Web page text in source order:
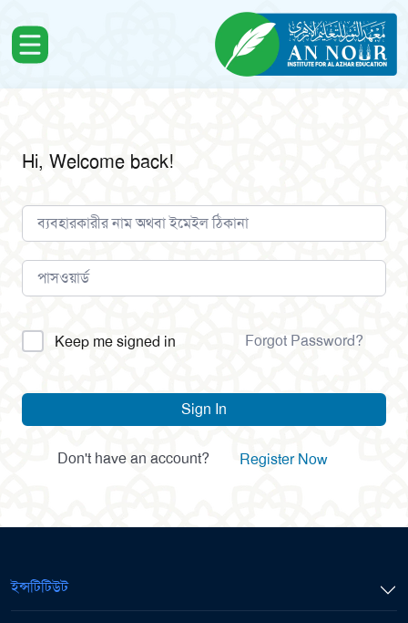
Hi, Welcome back!
Alternative:
Keep me signed in Forgot Password?
Sign In
Don't have an account? Register Now
ইন্সটিটিউট